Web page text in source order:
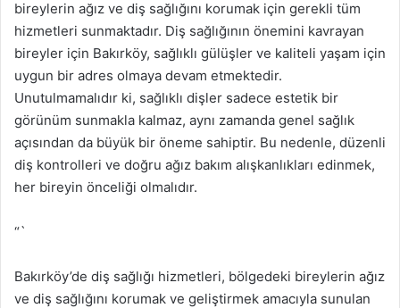
bireylerin ağız ve diş sağlığını korumak için gerekli tüm
hizmetleri sunmaktadır. Diş sağlığının önemini kavrayan
bireyler için Bakırköy, sağlıklı gülüşler ve kaliteli yaşam için
uygun bir adres olmaya devam etmektedir.
Unutulmamalıdır ki, sağlıklı dişler sadece estetik bir
görünüm sunmakla kalmaz, aynı zamanda genel sağlık
açısından da büyük bir öneme sahiptir. Bu nedenle, düzenli
diş kontrolleri ve doğru ağız bakım alışkanlıkları edinmek,
her bireyin önceliği olmalıdır.
“`
Bakırköy’de diş sağlığı hizmetleri, bölgedeki bireylerin ağız
ve diş sağlığını korumak ve geliştirmek amacıyla sunulan